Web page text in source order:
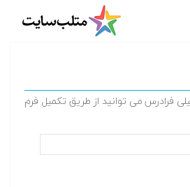
فرادرس می توانید از طریق تکمیل فرم